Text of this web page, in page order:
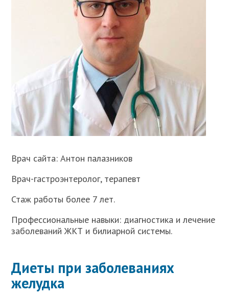
Врач сайта: Антон палазников
Врач-гастроэнтеролог, терапевт
Стаж работы более 7 лет.
Профессиональные навыки: диагностика и лечение
заболеваний ЖКТ и билиарной системы.
Диеты при заболеваниях
желудка